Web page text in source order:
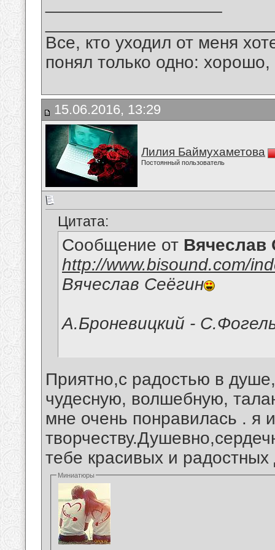
Все, кто уходил от меня
понял только одно:
15.06.2016, 13:29
Лилия Баймухаметова
Постоянный пользователь
Цитата:
Сообщение от Вячеслав
http://www.bisound.com/
Вячеслав Сеёгин
А.Броневицкий -
Приятно,с радостью в
чудесную, волшебную,
мне очень понравилась . я
тебе красивых и
Миниатюры